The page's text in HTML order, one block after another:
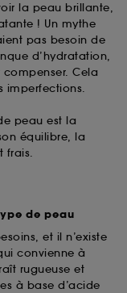
la peau brillante,
! Un mythe
pas besoin de
d’hydratation,
Cela
imperfections.
peau est la
équilibre, la
frais.
de peau
et il n’existe
convienne à
rugueuse et
à base d’acide